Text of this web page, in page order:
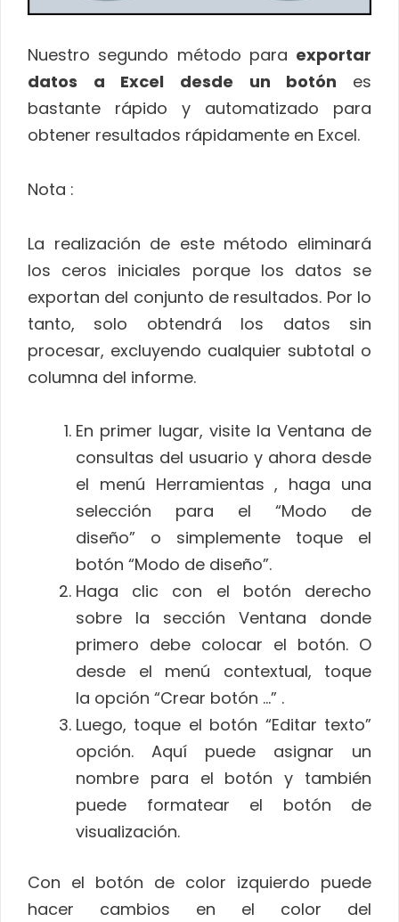
Nuestro segundo método para exportar
datos a Excel desde un botón es
bastante rápido y automatizado para
obtener resultados rápidamente en Excel.
Nota :
La realización de este método eliminará
los ceros iniciales porque los datos se
exportan del conjunto de resultados. Por lo
tanto, solo obtendrá los datos sin
procesar, excluyendo cualquier subtotal o
columna del informe.
En primer lugar, visite la Ventana de
consultas del usuario y ahora desde
el menú Herramientas , haga una
selección para el “Modo de
diseño” o simplemente toque el
botón “Modo de diseño”.
Haga clic con el botón derecho
sobre la sección Ventana donde
primero debe colocar el botón. O
desde el menú contextual, toque
la opción “Crear botón …” .
Luego, toque el botón “Editar texto”
opción. Aquí puede asignar un
nombre para el botón y también
puede formatear el botón de
visualización.
Con el botón de color izquierdo puede
hacer cambios en el color del